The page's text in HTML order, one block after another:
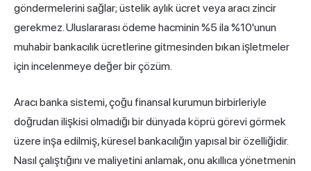
göndermelerini sağlar; üstelik aylık ücret veya aracı zincir
gerekmez. Uluslararası ödeme hacminin %5 ila %10'unun
muhabir bankacılık ücretlerine gitmesinden bıkan işletmeler
için incelenmeye değer bir çözüm.
Aracı banka sistemi, çoğu finansal kurumun birbirleriyle
doğrudan ilişkisi olmadığı bir dünyada köprü görevi görmek
üzere inşa edilmiş, küresel bankacılığın yapısal bir özelliğidir.
Nasıl çalıştığını ve maliyetini anlamak, onu akıllıca yönetmenin